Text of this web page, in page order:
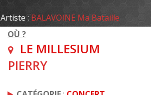
Artiste : BALAVOINE Ma Bataille
OÙ ?
LE MILLESIUM
PIERRY